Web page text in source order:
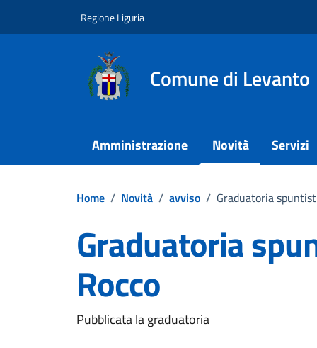
Regione Liguria
Comune di Levanto
Amministrazione Novità Servizi
Home / Novità / avviso / Graduatoria
Graduatoria
Rocco
Dettagli della
Pubblicata la graduatoria